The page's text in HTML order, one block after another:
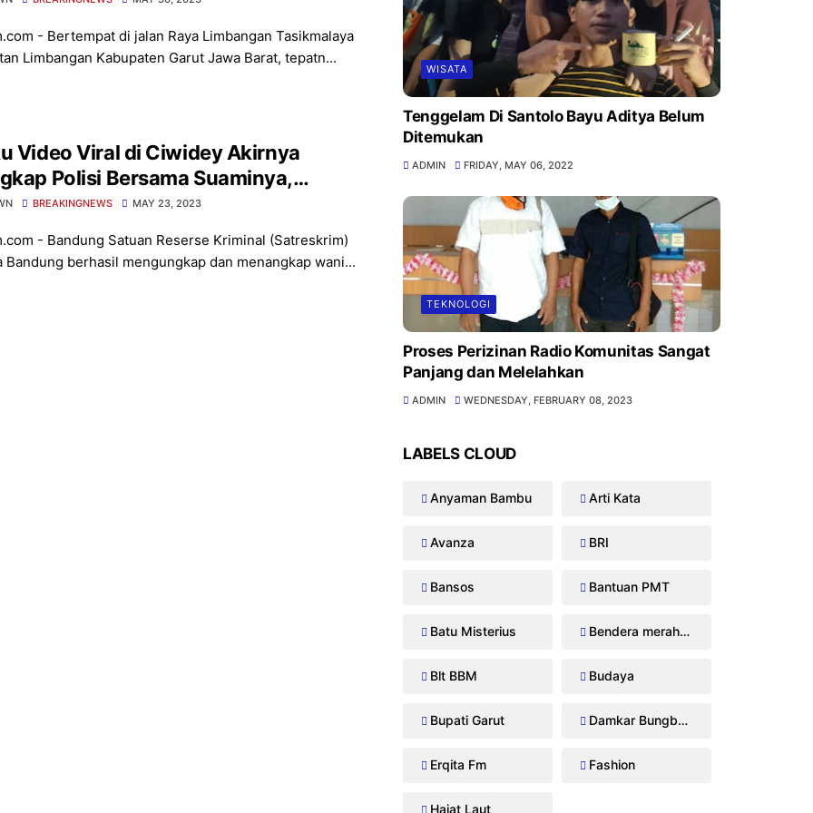
- Bertempat di jalan Raya Limbangan Tasikmalaya
Limbangan Kabupaten Garut Jawa Barat, tepatn...
Video Viral di Ciwidey Akirnya
Polisi Bersama Suaminya,
Ini Alasan Lakukan Hal Itu
BREAKINGNEWS MAY 23, 2023
- Bandung Satuan Reserse Kriminal (Satreskrim)
Bandung berhasil mengungkap dan menangkap wani...
WISATA
Tenggelam Di Santolo Bayu Aditya Belum
Ditemukan
ADMIN FRIDAY, MAY 06, 2022
TEKNOLOGI
Proses Perizinan Radio Komunitas Sangat
Panjang dan Melelahkan
ADMIN WEDNESDAY, FEBRUARY 08, 2023
LABELS CLOUD
Anyaman Bambu Arti Kata
Avanza BRI
Bansos Bantuan PMT
Batu Misterius Bendera merah putih
Blt BBM Budaya
Bupati Garut Damkar Bungbulang
Erqita Fm Fashion
Hajat Laut